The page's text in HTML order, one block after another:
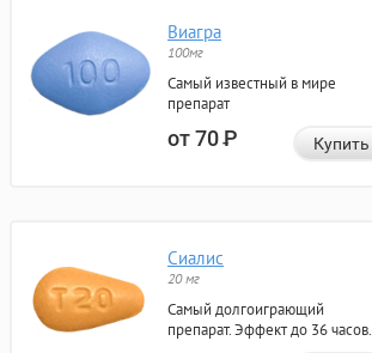
Виагра
100мг
Самый известный в мире
препарат
от 70Р Купить
Сиалис
20 мг
Самый долгоиграющий
препарат. Эффект до 36 часов.